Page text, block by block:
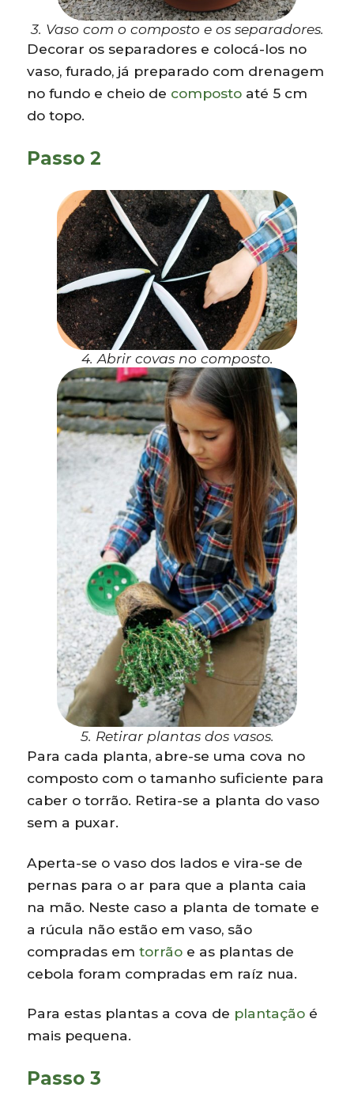
3. Vaso com o composto e os separadores.
Decorar os separadores e colocá-los no
vaso, furado, já preparado com drenagem
no fundo e cheio de composto até 5 cm
do topo.
Passo 2
4. Abrir covas no composto.
5. Retirar plantas dos vasos.
Para cada planta, abre-se uma cova no
composto com o tamanho suficiente para
caber o torrão. Retira-se a planta do vaso
sem a puxar.
Aperta-se o vaso dos lados e vira-se de
pernas para o ar para que a planta caia
na mão. Neste caso a planta de tomate e
a rúcula não estão em vaso, são
compradas emtorrão e as plantas de
cebola foram compradas em raíz nua.
Para estas plantas a cova de plantação é
mais pequena.
Passo 3